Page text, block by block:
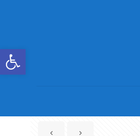
Ανοίξτε τη γραμμή εργαλείων